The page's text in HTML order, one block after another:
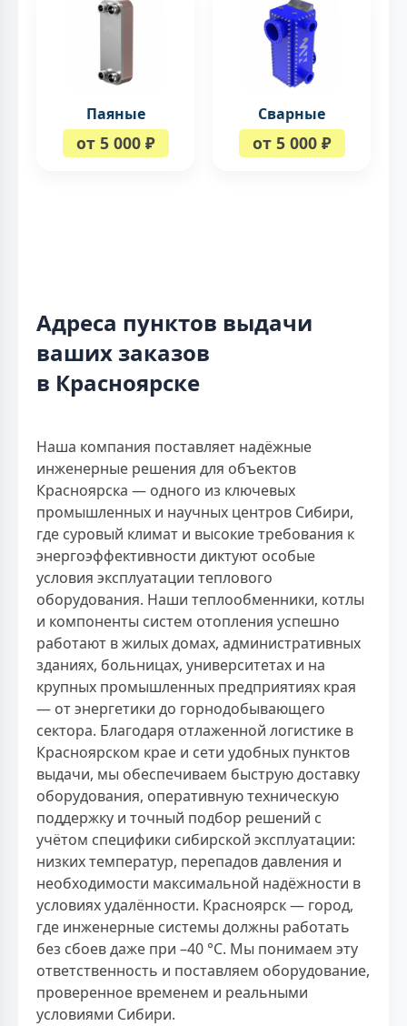
Паяные
от 5 000 ₽
Сварные
от 5 000 ₽
Адреса пунктов выдачи
ваших заказов
в Красноярске
Наша компания поставляет надёжные
инженерные решения для объектов
Красноярска — одного из ключевых
промышленных и научных центров Сибири,
где суровый климат и высокие требования к
энергоэффективности диктуют особые
условия эксплуатации теплового
оборудования. Наши теплообменники, котлы
и компоненты систем отопления успешно
работают в жилых домах, административных
зданиях, больницах, университетах и на
крупных промышленных предприятиях края
— от энергетики до горнодобывающего
сектора. Благодаря отлаженной логистике в
Красноярском крае и сети удобных пунктов
выдачи, мы обеспечиваем быструю доставку
оборудования, оперативную техническую
поддержку и точный подбор решений с
учётом специфики сибирской эксплуатации:
низких температур, перепадов давления и
необходимости максимальной надёжности в
условиях удалённости. Красноярск — город,
где инженерные системы должны работать
без сбоев даже при –40 °C. Мы понимаем эту
ответственность и поставляем оборудование,
проверенное временем и реальными
условиями Сибири.